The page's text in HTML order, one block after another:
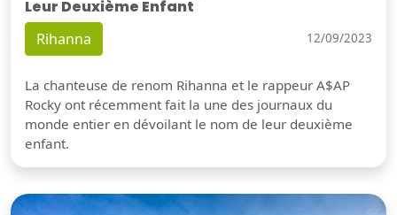
Leur Deuxième Enfant
Rihanna 12/09/2023
La chanteuse de renom Rihanna et le rappeur A$AP
Rocky ont récemment fait la une des journaux du
monde entier en dévoilant le nom de leur deuxième
enfant.